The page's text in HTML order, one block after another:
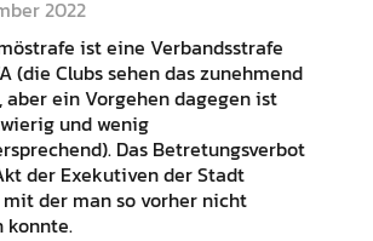
2022
ist eine Verbandsstrafe
(die Clubs sehen das zunehmend
ein Vorgehen dagegen ist
und wenig
Das Betretungsverbot
der Exekutiven der Stadt
mit der man so vorher nicht
konnte.